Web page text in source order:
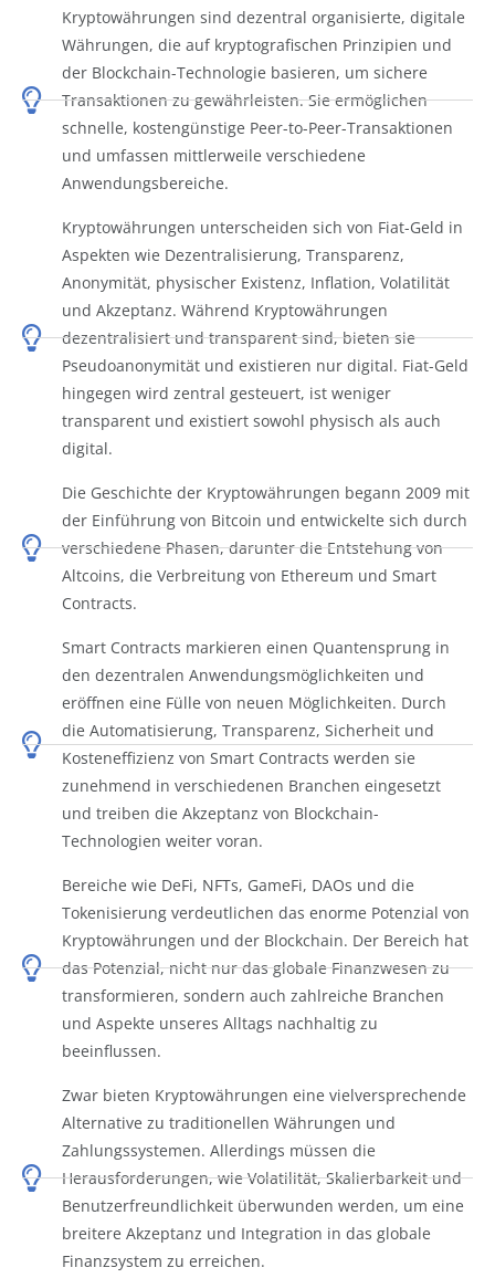
Kryptowährungen sind dezentral organisierte, digitale
Währungen, die auf kryptografischen Prinzipien und
der Blockchain-Technologie basieren, um sichere
Transaktionen zu gewährleisten. Sie ermöglichen
schnelle, kostengünstige Peer-to-Peer-Transaktionen
und umfassen mittlerweile verschiedene
Anwendungsbereiche.
Kryptowährungen unterscheiden sich von Fiat-Geld in
Aspekten wie Dezentralisierung, Transparenz,
Anonymität, physischer Existenz, Inflation, Volatilität
und Akzeptanz. Während Kryptowährungen
dezentralisiert und transparent sind, bieten sie
Pseudoanonymität und existieren nur digital. Fiat-Geld
hingegen wird zentral gesteuert, ist weniger
transparent und existiert sowohl physisch als auch
digital.
Die Geschichte der Kryptowährungen begann 2009 mit
der Einführung von Bitcoin und entwickelte sich durch
verschiedene Phasen, darunter die Entstehung von
Altcoins, die Verbreitung von Ethereum und Smart
Contracts.
Smart Contracts markieren einen Quantensprung in
den dezentralen Anwendungsmöglichkeiten und
eröffnen eine Fülle von neuen Möglichkeiten. Durch
die Automatisierung, Transparenz, Sicherheit und
Kosteneffizienz von Smart Contracts werden sie
zunehmend in verschiedenen Branchen eingesetzt
und treiben die Akzeptanz von Blockchain-
Technologien weiter voran.
Bereiche wie DeFi, NFTs, GameFi, DAOs und die
Tokenisierung verdeutlichen das enorme Potenzial von
Kryptowährungen und der Blockchain. Der Bereich hat
das Potenzial, nicht nur das globale Finanzwesen zu
transformieren, sondern auch zahlreiche Branchen
und Aspekte unseres Alltags nachhaltig zu
beeinflussen.
Zwar bieten Kryptowährungen eine vielversprechende
Alternative zu traditionellen Währungen und
Zahlungssystemen. Allerdings müssen die
Herausforderungen, wie Volatilität, Skalierbarkeit und
Benutzerfreundlichkeit überwunden werden, um eine
breitere Akzeptanz und Integration in das globale
Finanzsystem zu erreichen.